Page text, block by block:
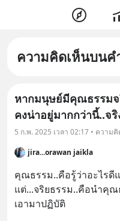
ความคิดเห็นบนค
หากมนุษย์มีคุณธรรมจ
คงน่าอยู่มากกว่านี้..จริ
5 ก.พ. 2025 เวลา 02:17 • ความ
jira...orawan jaikla
คุณธรรม..คือรู้ว่าอะไรดี
แต่...จริยธรรม..คือนำคุ
เอามาปฏิบัติ